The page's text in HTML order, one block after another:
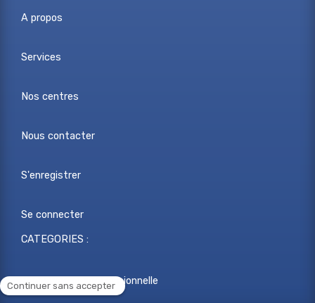
A propos
Services
Nos centres
Nous contacter
S'enregistrer
Se connecter
CATEGORIES :
Reconversion professionnelle